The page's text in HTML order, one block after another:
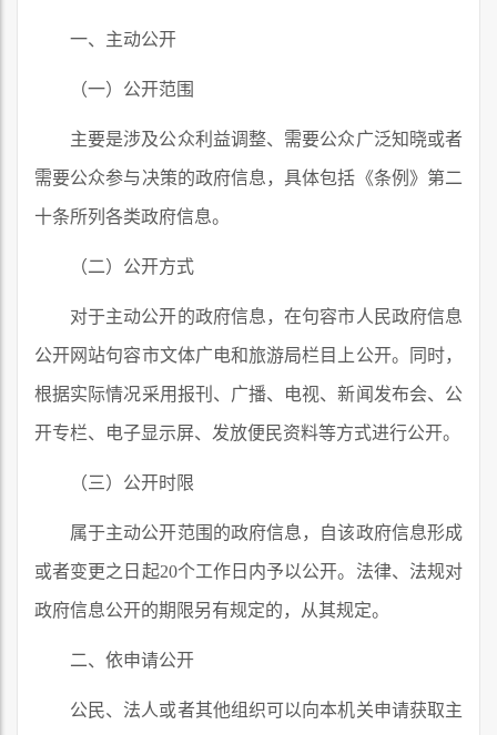
一、主动公开
（一）公开范围
主要是涉及公众利益调整、需要公众广泛知晓或者
需要公众参与决策的政府信息，具体包括《条例》第二
十条所列各类政府信息。
（二）公开方式
对于主动公开的政府信息，在句容市人民政府信息
公开网站句容市文体广电和旅游局栏目上公开。同时，
根据实际情况采用报刊、广播、电视、新闻发布会、公
开专栏、电子显示屏、发放便民资料等方式进行公开。
（三）公开时限
属于主动公开范围的政府信息，自该政府信息形成
或者变更之日起20个工作日内予以公开。法律、法规对
政府信息公开的期限另有规定的，从其规定。
二、依申请公开
公民、法人或者其他组织可以向本机关申请获取主